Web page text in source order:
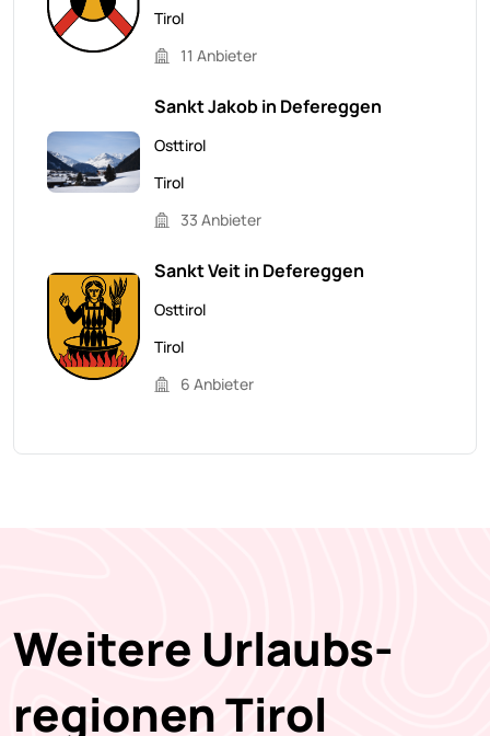
Tirol
11 Anbieter
Sankt Jakob in Defereggen
Osttirol
Tirol
33 Anbieter
Sankt Veit in Defereggen
Osttirol
Tirol
6 Anbieter
Weitere Urlaubs-
regionen Tirol